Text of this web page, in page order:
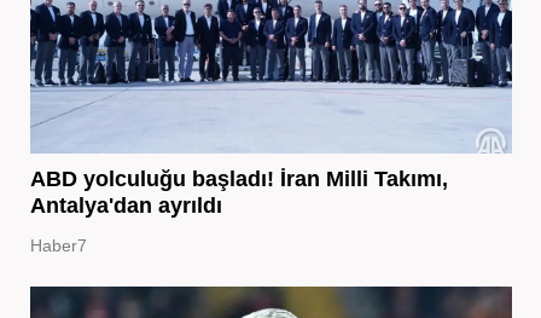
ABD yolculuğu başladı! İran Milli Takımı,
Antalya'dan ayrıldı
Haber7